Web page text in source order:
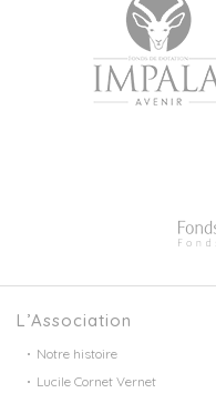
L’Association
Notre histoire
Lucile Cornet Vernet